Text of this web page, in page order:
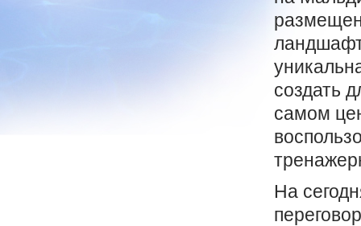
создать
самом
На